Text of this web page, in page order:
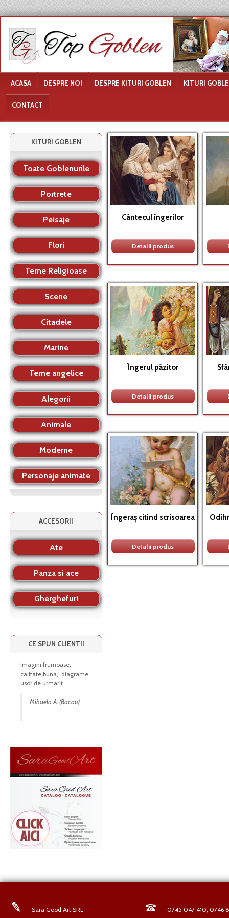
ACASA DESPRE NOI DESPRE KITURI GOBLEN KITURI
CONTACT
Cântecul îngerilor
Detalii produs
Îngerul păzitor
Detalii produs
Îngeraş citind scrisoarea
Detalii produs
KITURI GOBLEN
Toate Goblenurile
Portrete
Peisaje
Flori
Teme Religioase
Scene
Citadele
Marine
Teme angelice
Alegorii
Animale
Moderne
Personaje animate
ACCESORII
Ate
Panza si ace
Gherghefuri
CE SPUN CLIENTII
Imagini frumoase,
calitate buna, diagrame
usor de urmarit.
Mihaela A. (Bacau)
Sara Good Art SRL 0745 047 410; 0746